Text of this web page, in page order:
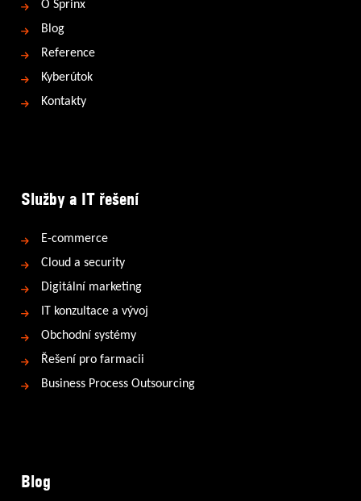
O Sprinx
Blog
Reference
Kyberútok
Kontakty
Služby a IT řešení
E-commerce
Cloud a security
Digitální marketing
IT konzultace a vývoj
Obchodní systémy
Řešení pro farmacii
Business Process Outsourcing
Blog